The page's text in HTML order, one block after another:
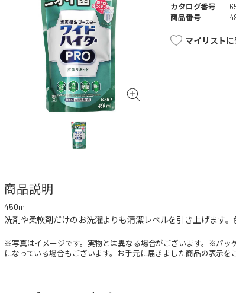
カタログ番号
商品番号
マイリスト
商品説明
450ml
洗剤や柔軟剤だけのお洗濯よりも清潔レベルを引き上げます。
※写真はイメージです。実物とは異なる場合がございます。※パッ
になっている場合もございます。お手元に届きました商品の表示を